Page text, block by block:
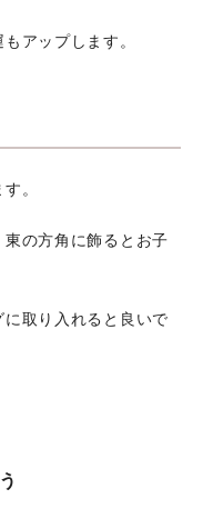
アップします。
。
の方角に飾るとお子
取り入れると良いで